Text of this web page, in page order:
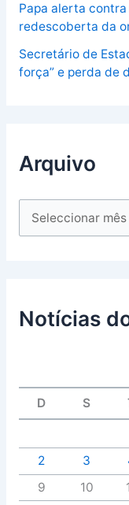
Papa alerta
redescoberta da
Secretário de
força” e perda de
Arquivo
Notícias
D S
2
3
9
10